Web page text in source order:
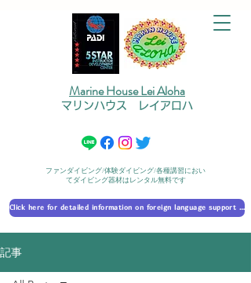
Marine House Lei Aloha
マリンハウス レイアロハ
ファンダイビング/体験ダイビング/各種講習におい
てダイビング器材はレンタル無料です
Click here for detailed information on foreign language support 外国語対応の詳細に​ついて
記事